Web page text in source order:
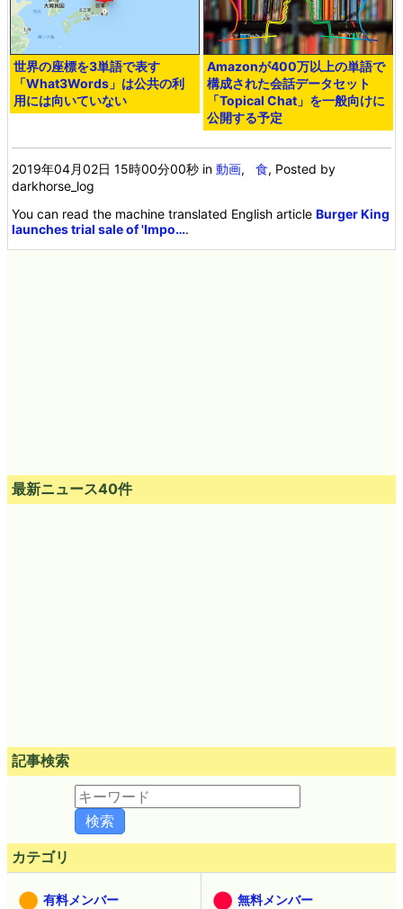
世界の座標を3単語で表す
「What3Words」は公共の利
用には向いていない
Amazonが400万以上の単語で
構成された会話データセット
「Topical Chat」を一般向けに
公開する予定
2019年04月02日 15時00分00秒 in動画,食, Posted by
darkhorse_log
You can read the machine translated English articleBurger King
launches trial sale of 'Impo….
最新ニュース40件
記事検索
カテゴリ
有料メンバー 無料メンバー